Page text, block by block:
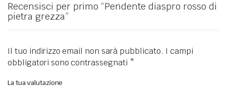
Recensisci per primo “Pendente diaspro rosso di
pietra grezza”
Il tuo indirizzo email non sarà pubblicato. I campi
obbligatori sono contrassegnati *
La tua valutazione